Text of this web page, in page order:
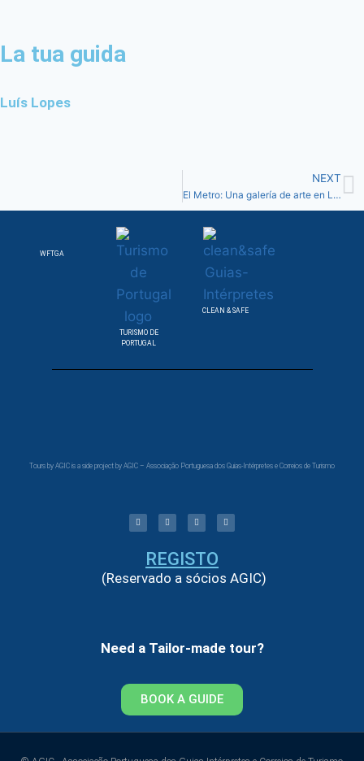
La tua guida
Luís Lopes
NEXT
El Metro: Una galería de arte en Lisboa
WFTGA
TURISMO DE
PORTUGAL
CLEAN & SAFE
Tours by AGIC is a side project by AGIC – Associação Portuguesa dos Guias-Intérpretes e Correios de Turismo
REGISTO
(Reservado a sócios AGIC)
Need a Tailor-made tour?
BOOK A GUIDE